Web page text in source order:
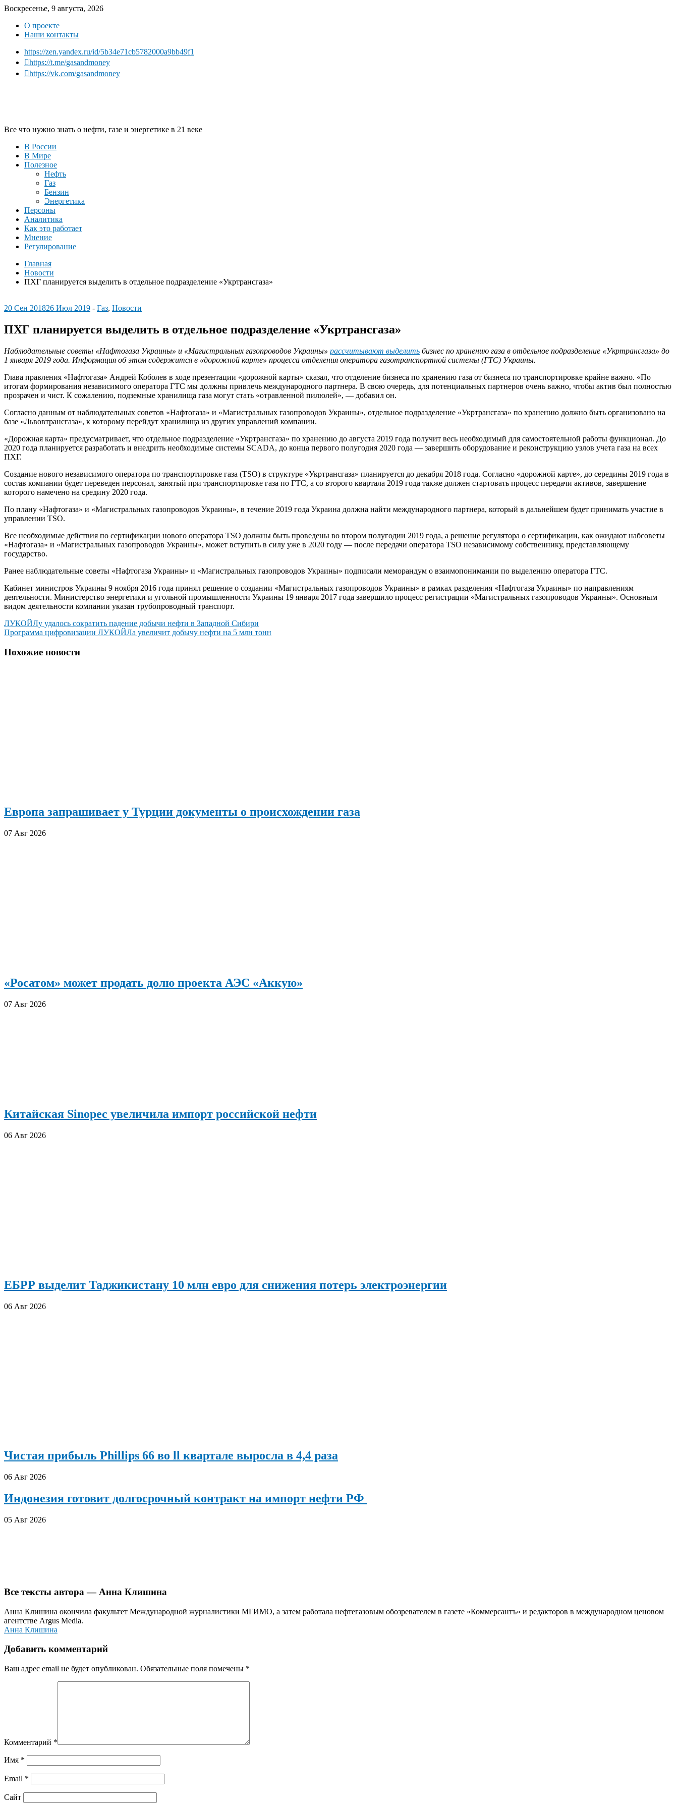
Воскресенье, 9 августа, 2026
О проекте
Наши контакты
https://zen.yandex.ru/id/5b34e71cb5782000a9bb49f1
https://t.me/gasandmoney
https://vk.com/gasandmoney
Все что нужно знать о нефти, газе и энергетике в 21 веке
В России
В Мире
Полезное
Нефть
Газ
Бензин
Энергетика
Персоны
Аналитика
Как это работает
Мнение
Регулирование
Главная
Новости
ПХГ планируется выделить в отдельное подразделение «Укртрансгаза»
20 Сен 201826 Июл 2019 - Газ, Новости
ПХГ планируется выделить в отдельное подразделение «Укртрансгаза»
Наблюдательные советы «Нафтогаза Украины» и «Магистральных газопроводов Украины» рассчитывают выделить бизнес по хранению газа в отдельное подразделение «Укртрансгаза» до
1 января 2019 года. Информация об этом содержится в «дорожной карте» процесса отделения оператора газотранспортной системы (ГТС) Украины.
Глава правления «Нафтогаза» Андрей Коболев в ходе презентации «дорожной карты» сказал, что отделение бизнеса по хранению газа от бизнеса по транспортировке крайне важно. «По
итогам формирования независимого оператора ГТС мы должны привлечь международного партнера. В свою очередь, для потенциальных партнеров очень важно, чтобы актив был полностью
прозрачен и чист. К сожалению, подземные хранилища газа могут стать «отравленной пилюлей», — добавил он.
Согласно данным от наблюдательных советов «Нафтогаза» и «Магистральных газопроводов Украины», отдельное подразделение «Укртрансгаза» по хранению должно быть организовано на
базе «Львовтрансгаза», к которому перейдут хранилища из других управлений компании.
«Дорожная карта» предусматривает, что отдельное подразделение «Укртрансгаза» по хранению до августа 2019 года получит весь необходимый для самостоятельной работы функционал. До
2020 года планируется разработать и внедрить необходимые системы SCADA, до конца первого полугодия 2020 года — завершить оборудование и реконструкцию узлов учета газа на всех
ПХГ.
Создание нового независимого оператора по транспортировке газа (TSO) в структуре «Укртрансгаза» планируется до декабря 2018 года. Согласно «дорожной карте», до середины 2019 года в
состав компании будет переведен персонал, занятый при транспортировке газа по ГТС, а со второго квартала 2019 года также должен стартовать процесс передачи активов, завершение
которого намечено на средину 2020 года.
По плану «Нафтогаза» и «Магистральных газопроводов Украины», в течение 2019 года Украина должна найти международного партнера, который в дальнейшем будет принимать участие в
управлении TSO.
Все необходимые действия по сертификации нового оператора TSO должны быть проведены во втором полугодии 2019 года, а решение регулятора о сертификации, как ожидают набсоветы
«Нафтогаза» и «Магистральных газопроводов Украины», может вступить в силу уже в 2020 году — после передачи оператора TSO независимому собственнику, представляющему
государство.
Ранее наблюдательные советы «Нафтогаза Украины» и «Магистральных газопроводов Украины» подписали меморандум о взаимопонимании по выделению оператора ГТС.
Кабинет министров Украины 9 ноября 2016 года принял решение о создании «Магистральных газопроводов Украины» в рамках разделения «Нафтогаза Украины» по направлениям
деятельности. Министерство энергетики и угольной промышленности Украины 19 января 2017 года завершило процесс регистрации «Магистральных газопроводов Украины». Основным
видом деятельности компании указан трубопроводный транспорт.
Навигация
по
записям
ЛУКОЙЛу удалось сократить падение добычи нефти в Западной Сибири
Программа цифровизации ЛУКОЙЛа увеличит добычу нефти на 5 млн тонн
Похожие новости
Европа запрашивает у Турции документы о происхождении газа
07 Авг 2026
«Росатом» может продать долю проекта АЭС «Аккую»
07 Авг 2026
Китайская Sinopec увеличила импорт российской нефти
06 Авг 2026
ЕБРР выделит Таджикистану 10 млн евро для снижения потерь электроэнергии
06 Авг 2026
Чистая прибыль Phillips 66 во ll квартале выросла в 4,4 раза
06 Авг 2026
Индонезия готовит долгосрочный контракт на импорт нефти РФ
05 Авг 2026
Все тексты автора — Анна Клишина
Анна Клишина окончила факультет Международной журналистики МГИМО, а затем работала нефтегазовым обозревателем в газете «Коммерсантъ» и редакторов в международном ценовом
агентстве Argus Media.
Анна Клишина
Добавить комментарий
Ваш адрес email не будет опубликован. Обязательные поля помечены *
Комментарий *
Имя *
Email *
Сайт